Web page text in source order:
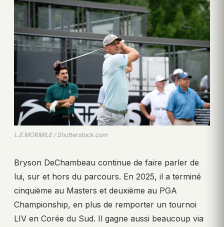
L.E.MORMILE / Shutterstock.com
Bryson DeChambeau continue de faire parler de
lui, sur et hors du parcours. En 2025, il a terminé
cinquième au Masters et deuxième au PGA
Championship, en plus de remporter un tournoi
LIV en Corée du Sud. Il gagne aussi beaucoup via